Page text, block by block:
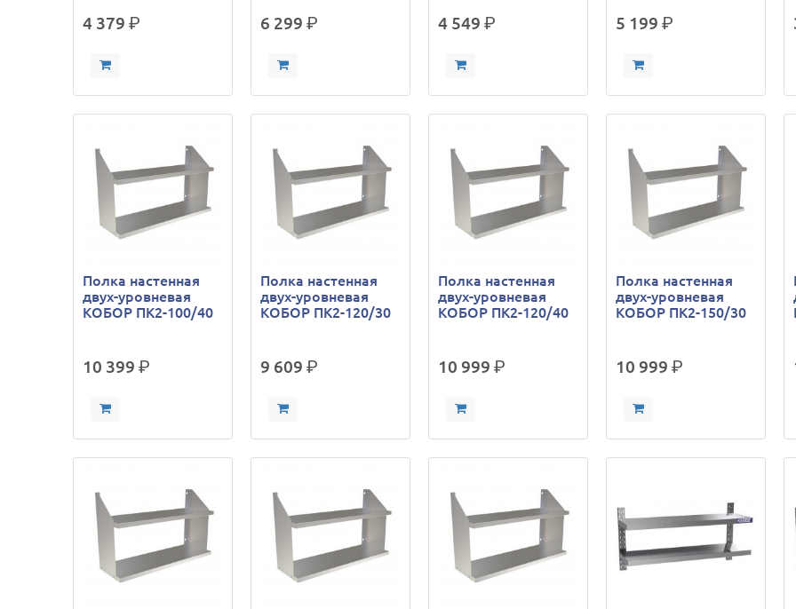
4 379р. 6 299р. 4 549р. 5 199 р.
Полка настенная
двух-уровневая
КОБОР ПК2-100/40
10 399р.
Полка настенная
двух-уровневая
КОБОР ПК2-120/30
9 609р.
Полка настенная
двух-уровневая
КОБОР ПК2-120/40
10 999р.
Полка настенная
двух-уровневая
КОБОР ПК2-150/30
10 999 р.